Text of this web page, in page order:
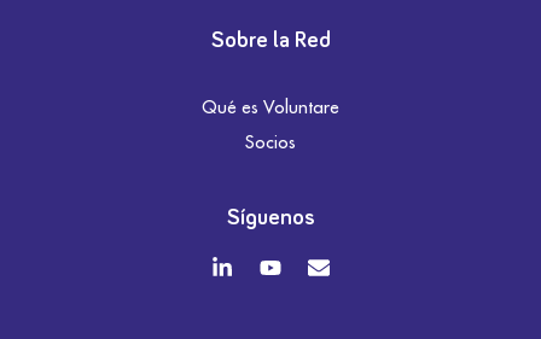
Sobre la Red
Qué es Voluntare
Socios
Síguenos